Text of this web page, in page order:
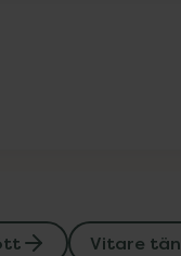
Vitare